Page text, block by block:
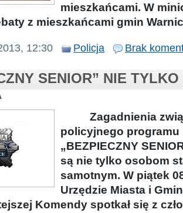
mieszkańcami. W
z mieszkańcami gmin
12:30 Policja Brak
SENIOR” NIE TYLKO
Zagadnienia
policyjnego
„BEZPIECZNY
są nie tylko osobom
samotnym. W piątek
Urzędzie Miasta i
Komendy spotkał się z